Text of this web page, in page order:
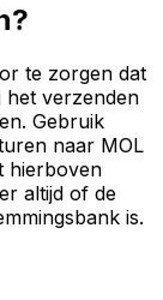
te zorgen dat
het verzenden
Gebruik
naar MOL
hierboven
altijd of de
is.